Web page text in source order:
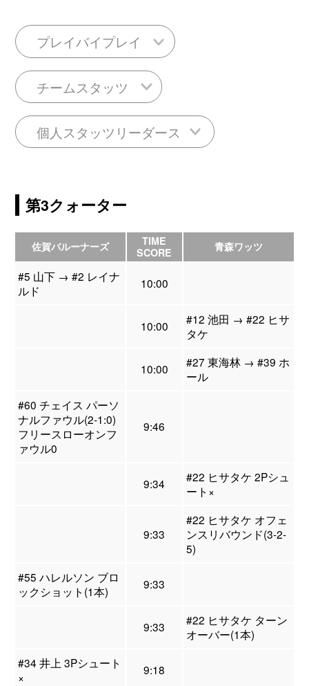
プレイバイプレイ
チームスタッツ
個人スタッツリーダース
第3クォーター
佐賀バルーナーズ
TIME
SCORE
青森ワッツ
#5 山下 → #2 レイナ
ルド
10:00
10:00
#12 池田 → #22 ヒサ
タケ
10:00
#27 東海林 → #39 ホ
ール
#60 チェイス パーソ
ナルファウル(2-1:0)
フリースローオンフ
ァウル0
9:46
9:34
#22 ヒサタケ 2Pシュ
ート×
9:33
#22 ヒサタケ オフェ
ンスリバウンド(3-2-
5)
#55 ハレルソン ブロ
ックショット(1本)
9:33
9:33
#22 ヒサタケ ターン
オーバー(1本)
#34 井上 3Pシュート
×
9:18